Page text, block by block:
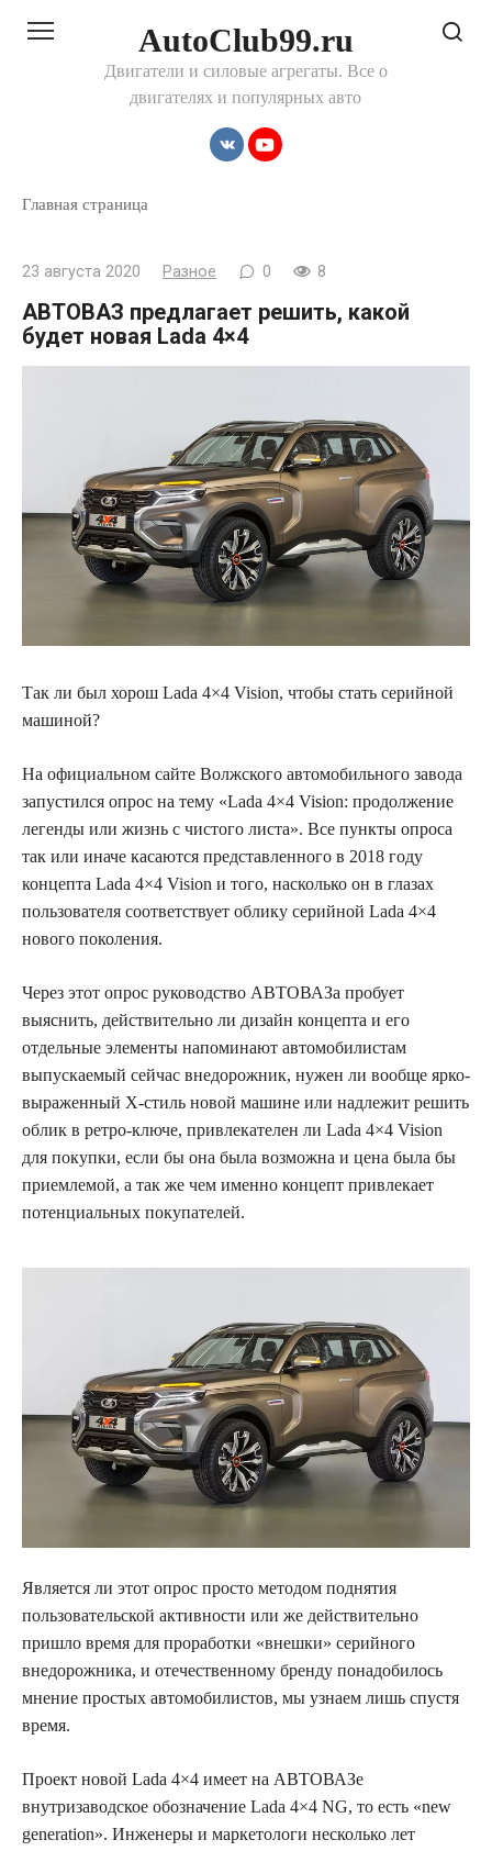
AutoClub99.ru
Двигатели и силовые агрегаты. Все о
двигателях и популярных авто
Главная страница
23 августа 2020 Разное 0 8
АВТОВАЗ предлагает решить, какой
будет новая Lada 4×4
Так ли был хорош Lada 4×4 Vision, чтобы стать серийной
машиной?
На официальном сайте Волжского автомобильного завода
запустился опрос на тему «Lada 4×4 Vision: продолжение
легенды или жизнь с чистого листа». Все пункты опроса
так или иначе касаются представленного в 2018 году
концепта Lada 4×4 Vision и того, насколько он в глазах
пользователя соответствует облику серийной Lada 4×4
нового поколения.
Через этот опрос руководство АВТОВАЗа пробует
выяснить, действительно ли дизайн концепта и его
отдельные элементы напоминают автомобилистам
выпускаемый сейчас внедорожник, нужен ли вообще ярко-
выраженный X-стиль новой машине или надлежит решить
облик в ретро-ключе, привлекателен ли Lada 4×4 Vision
для покупки, если бы она была возможна и цена была бы
приемлемой, а так же чем именно концепт привлекает
потенциальных покупателей.
Является ли этот опрос просто методом поднятия
пользовательской активности или же действительно
пришло время для проработки «внешки» серийного
внедорожника, и отечественному бренду понадобилось
мнение простых автомобилистов, мы узнаем лишь спустя
время.
Проект новой Lada 4×4 имеет на АВТОВАЗе
внутризаводское обозначение Lada 4×4 NG, то есть «new
generation». Инженеры и маркетологи несколько лет